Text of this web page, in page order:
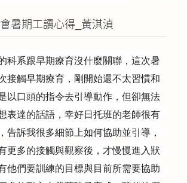
美善訊息
幫助美善
我要捐款
捐款徵信
公益義賣
暑期工讀心得_黃淇湞
系跟早期療育沒什麼關聯，這次暑
接觸早期療育，剛開始還不太習慣和
以口頭的指令去引導動作，但卻無法
表達的話語，幸好日托班的老師很有
告訴我很多細節上如何協助並引導，
更多的接觸與觀察後，才慢慢進入狀
他們要訓練的目標與目前所需要協助